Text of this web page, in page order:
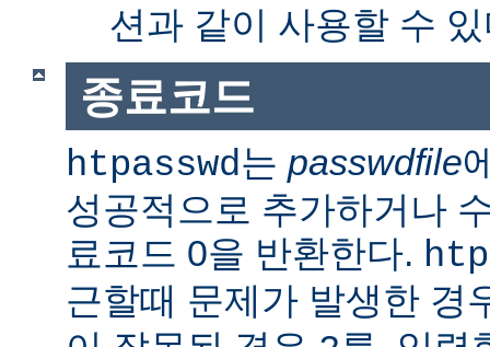
션과 같이 사용할 수
종료코드
htpasswd는 passwdfile
성공적으로 추가하거나
료코드 0을 반환한다.
근할때 문제가 발생한 경